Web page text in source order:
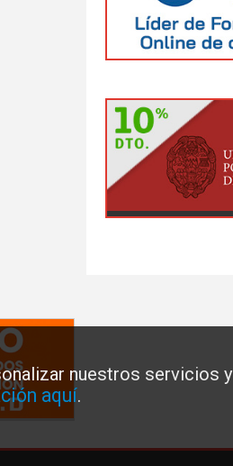
nuestros servicios y
aquí.